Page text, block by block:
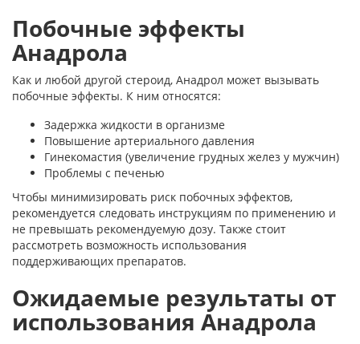
Побочные эффекты
Анадрола
Как и любой другой стероид, Анадрол может вызывать
побочные эффекты. К ним относятся:
Задержка жидкости в организме
Повышение артериального давления
Гинекомастия (увеличение грудных желез у мужчин)
Проблемы с печенью
Чтобы минимизировать риск побочных эффектов,
рекомендуется следовать инструкциям по применению и
не превышать рекомендуемую дозу. Также стоит
рассмотреть возможность использования
поддерживающих препаратов.
Ожидаемые результаты от
использования Анадрола